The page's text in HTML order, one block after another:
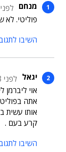
מנחם לפני 3 שנים
פוליטי. לא
השיבו
יגאל לפני 3 שנים
אוי
אתה
אותו עשית
קרע בעם .
השיבו